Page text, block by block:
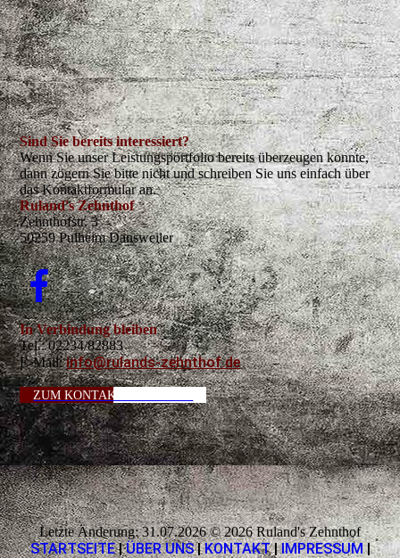
Sind Sie bereits interessiert?
Wenn Sie unser Leistungsportfolio bereits überzeugen konnte,
dann zögern Sie bitte nicht und schreiben Sie uns einfach über
das Kontaktformular an.
Ruland's Zehnthof
Zehnthofstr. 3
50259 Pulheim Dansweiler
In Verbindung bleiben
Tel.: 02234/82883
E-Mail:info@rulands-zehnthof.de
ZUM KONTAKTFORMULAR
Letzte Änderung: 31.07.2026 © 2026 Ruland's Zehnthof
STARTSEITE|ÜBER UNS|KONTAKT|IMPRESSUM|